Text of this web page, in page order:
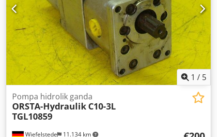
1 / 5
Wiefelstede 11.134 km
Pompa hidrolik ganda
ORSTA-Hydraulik C10-3L
TGL10859